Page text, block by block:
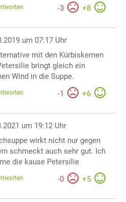
-3 +8
um 07:17 Uhr
mit den Kürbiskernen
bringt gleich ein
Wind in die Suppe.
-1 +6
um 19:12 Uhr
wirkt nicht nur gegen
schmeckt auch sehr gut. Ich
die kause Petersilie
-0 +5